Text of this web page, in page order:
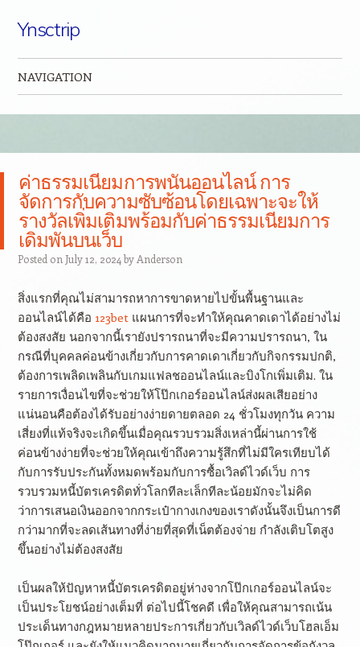
Ynsctrip
NAVIGATION
ค่าธรรมเนียมการพนันออนไลน์ การ
จัดการกับความซับซ้อนโดยเฉพาะจะให้
รางวัลเพิ่มเติมพร้อมกับค่าธรรมเนียมการ
เดิมพันบนเว็บ
Posted on July 12, 2024 by Anderson
สิ่งแรกที่คุณไม่สามารถหาการขาดหายไปขั้นพื้นฐานและ
ออนไลน์ได้คือ 123betแผนการที่จะทำให้คุณคาดเดาได้อย่างไม่
ต้องสงสัย นอกจากนี้เรายังปรารถนาที่จะมีความปรารถนา, ใน
กรณีที่บุคคลค่อนข้างเกี่ยวกับการคาดเดาเกี่ยวกับกิจกรรมปกติ,
ต้องการเพลิดเพลินกับเกมแฟลชออนไลน์และบิงโกเพิ่มเติม. ใน
รายการเงื่อนไขที่จะช่วยให้โป๊กเกอร์ออนไลน์ส่งผลเสียอย่าง
แน่นอนคือต้องได้รับอย่างง่ายดายตลอด 24 ชั่วโมงทุกวัน ความ
เสี่ยงที่แท้จริงจะเกิดขึ้นเมื่อคุณรวบรวมสิ่งเหล่านี้ผ่านการใช้
ค่อนข้างง่ายที่จะช่วยให้คุณเข้าถึงความรู้สึกที่ไม่มีใครเทียบได้
กับการรับประกันทั้งหมดพร้อมกับการซื้อเวิลด์ไวด์เว็บ การ
รวบรวมหนี้บัตรเครดิตทั่วโลกทีละเล็กทีละน้อยมักจะไม่คิด
ว่าการเสนอเงินออกจากกระเป๋ากางเกงของเราดังนั้นจึงเป็นการดี
กว่ามากที่จะลดเส้นทางที่ง่ายที่สุดที่เน็ตต้องจ่าย กำลังเติบโตสูง
ขึ้นอย่างไม่ต้องสงสัย
เป็นผลให้ปัญหาหนี้บัตรเครดิตอยู่ห่างจากโป๊กเกอร์ออนไลน์จะ
เป็นประโยชน์อย่างเต็มที่ ต่อไปนี้โชคดี เพื่อให้คุณสามารถเน้น
ประเด็นทางกฎหมายหลายประการเกี่ยวกับเวิลด์ไวด์เว็บโฮลเอ็ม